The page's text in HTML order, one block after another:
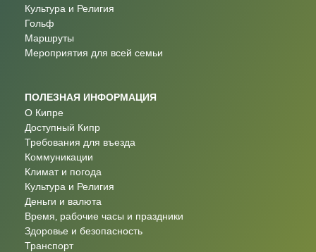
Культура и Религия
Гольф
Маршруты
Мероприятия для всей семьи
ПОЛЕЗНАЯ ИНФОРМАЦИЯ
О Кипре
Доступный Кипр
Требования для въезда
Коммуникации
Климат и погода
Культура и Религия
Деньги и валюта
Время, рабочие часы и праздники
Здоровье и безопасность
Транспорт